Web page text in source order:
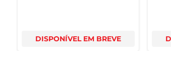
DISPONÍVEL EM BREVE